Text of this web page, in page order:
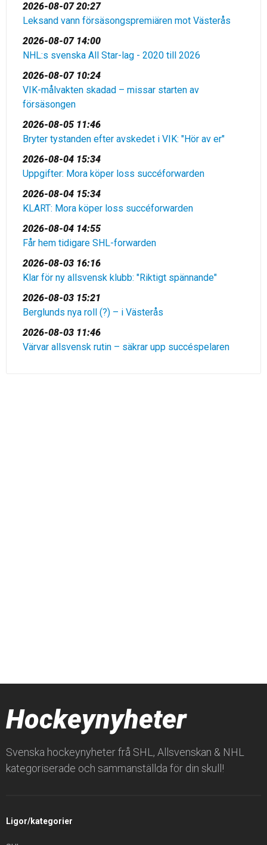
2026-08-07 20:27
Leksand vann försäsongspremiären mot Västerås
2026-08-07 14:00
NHL:s svenska All Star-lag - 2020 till 2026
2026-08-07 10:24
VIK-målvakten skadad – missar starten av
försäsongen
2026-08-05 11:46
Bryter tystanden efter avskedet i VIK: "Hör av er"
2026-08-04 15:34
Uppgifter: Mora köper loss succéforwarden
2026-08-04 15:34
KLART: Mora köper loss succéforwarden
2026-08-04 14:55
Får hem tidigare SHL-forwarden
2026-08-03 16:16
Klar för ny allsvensk klubb: "Riktigt spännande"
2026-08-03 15:21
Berglunds nya roll (?) – i Västerås
2026-08-03 11:46
Värvar allsvensk rutin – säkrar upp succéspelaren
Hockeynyheter
Svenska hockeynyheter frå SHL, Allsvenskan & NHL
kategoriserade och sammanställda för din skull!
Ligor/kategorier